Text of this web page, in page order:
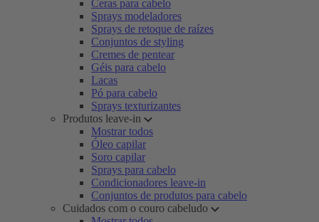
Ceras para cabelo
Sprays modeladores
Sprays de retoque de raízes
Conjuntos de styling
Cremes de pentear
Géis para cabelo
Lacas
Pó para cabelo
Sprays texturizantes
Produtos leave-in
Mostrar todos
Óleo capilar
Soro capilar
Sprays para cabelo
Condicionadores leave-in
Conjuntos de produtos para cabelo
Cuidados com o couro cabeludo